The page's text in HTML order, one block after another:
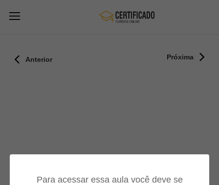
Para acessar essa aula você deve se
Anterior Próxima